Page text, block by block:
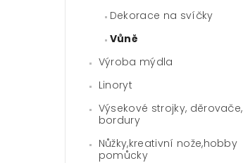
Dekorace na svíčky
Vůně
Výroba mýdla
Linoryt
Výsekové strojky, děrovače,
bordury
Nůžky,kreativní nože,hobby
pomůcky